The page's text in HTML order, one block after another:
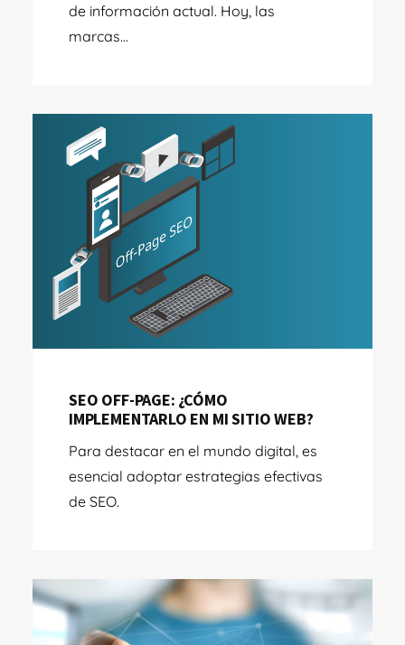
de información actual. Hoy, las
marcas...
SEO OFF-PAGE: ¿CÓMO
IMPLEMENTARLO EN MI SITIO WEB?
Para destacar en el mundo digital, es
esencial adoptar estrategias efectivas
de SEO.